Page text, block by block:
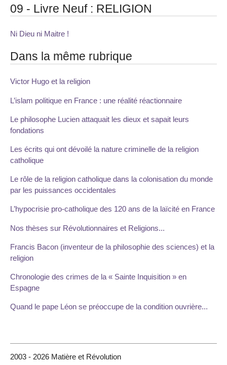
09 - Livre Neuf : RELIGION
Ni Dieu ni Maitre !
Dans la même rubrique
Victor Hugo et la religion
L’islam politique en France : une réalité réactionnaire
Le philosophe Lucien attaquait les dieux et sapait leurs
fondations
Les écrits qui ont dévoilé la nature criminelle de la religion
catholique
Le rôle de la religion catholique dans la colonisation du monde
par les puissances occidentales
L’hypocrisie pro-catholique des 120 ans de la laïcité en France
Nos thèses sur Révolutionnaires et Religions...
Francis Bacon (inventeur de la philosophie des sciences) et la
religion
Chronologie des crimes de la « Sainte Inquisition » en
Espagne
Quand le pape Léon se préoccupe de la condition ouvrière...
2003 - 2026 Matière et Révolution